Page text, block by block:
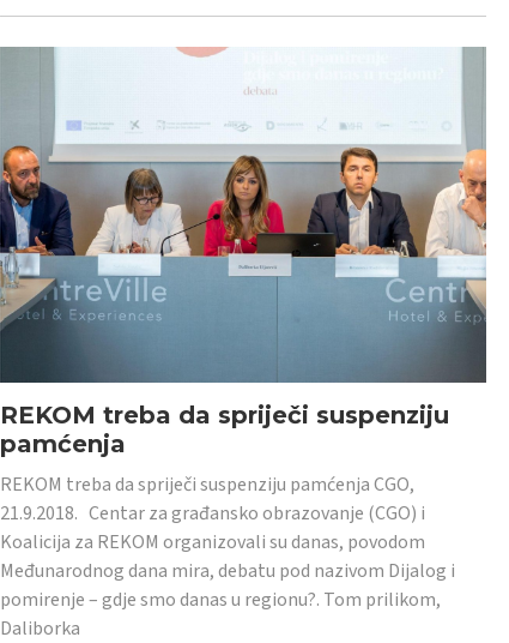
REKOM treba da spriječi suspenziju
pamćenja
REKOM treba da spriječi suspenziju pamćenja CGO,
21.9.2018. Centar za građansko obrazovanje (CGO) i
Koalicija za REKOM organizovali su danas, povodom
Međunarodnog dana mira, debatu pod nazivom Dijalog i
pomirenje – gdje smo danas u regionu?. Tom prilikom,
Daliborka